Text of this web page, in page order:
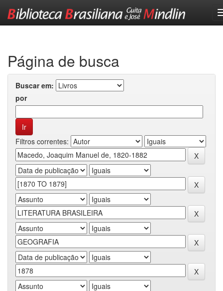
Página de busca
Buscar em:
por
Filtros correntes: